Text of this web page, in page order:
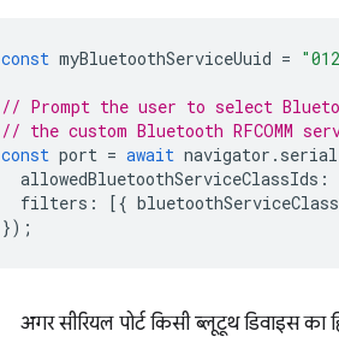
const myBluetoothServiceUuid =
// Prompt the user to select
// the custom Bluetooth RFCOMM
const port = await navigator . serial
allowedBluetoothServiceClassIds :
filters : [{
});
अगर सीरियल पोर्ट किसी ब्लूटूथ डिवाइस का